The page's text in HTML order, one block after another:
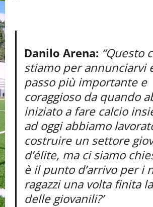
Danilo Arena: “Questo
stiamo per annunciarvi
passo più importante e
coraggioso da quando
iniziato a fare calcio
ad oggi abbiamo
costruire un settore
d’élite, ma ci siamo
è il punto d’arrivo per i
ragazzi una volta finita
delle giovanili?’